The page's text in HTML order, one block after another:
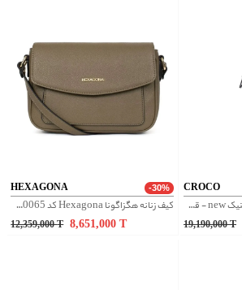
HEXAGONA -30%
کیف زنانه هگزاگونا Hexagona کد 5620065
12,359,000 T 8,651,000
CROCO
کیف کراس بادی چرم مدل راینیک new - قهوه ای
19,190,000